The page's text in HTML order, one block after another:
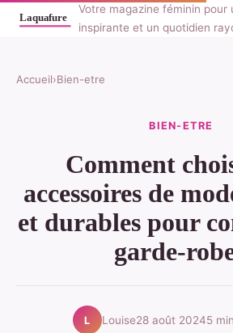
Votre magazine féminin pour
inspirante et un quotidien
Accueil›Bien-etre
BIEN-ETRE
Comment
accessoires de
et durables pour
garde-
L Louise28 août 20245